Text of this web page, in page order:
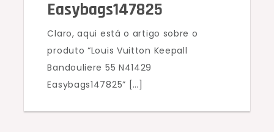
Easybags147825
Claro, aqui está o artigo sobre o
produto “Louis Vuitton Keepall
Bandouliere 55 N41429
Easybags147825” […]